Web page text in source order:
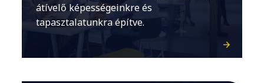
átívelő képességeinkre és
tapasztalatunkra építve.